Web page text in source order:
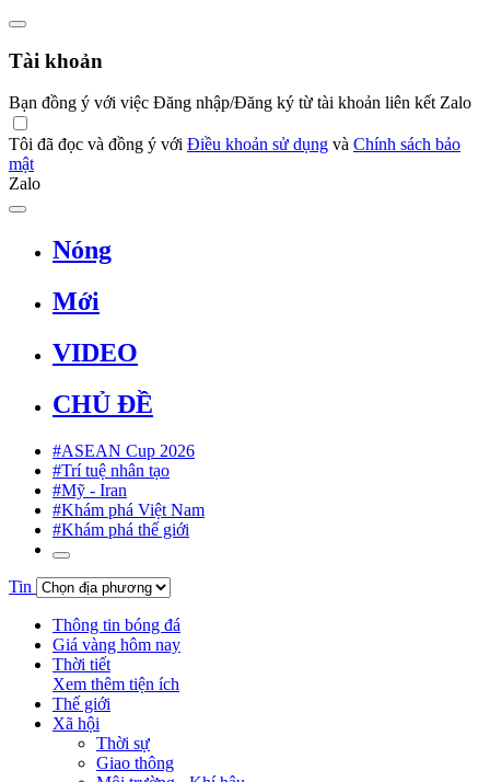
Tài khoản
Bạn đồng ý với việc Đăng nhập/Đăng ký từ tài khoản liên kết Zalo
Tôi đã đọc và đồng ý với Điều khoản sử dụng và Chính sách bảo
mật
Zalo
Nóng
Mới
VIDEO
CHỦ ĐỀ
#ASEAN Cup 2026
#Trí tuệ nhân tạo
#Mỹ - Iran
#Khám phá Việt Nam
#Khám phá thế giới
Tin
Thông tin bóng đá
Giá vàng hôm nay
Thời tiết
Xem thêm tiện ích
Thế giới
Xã hội
Thời sự
Giao thông